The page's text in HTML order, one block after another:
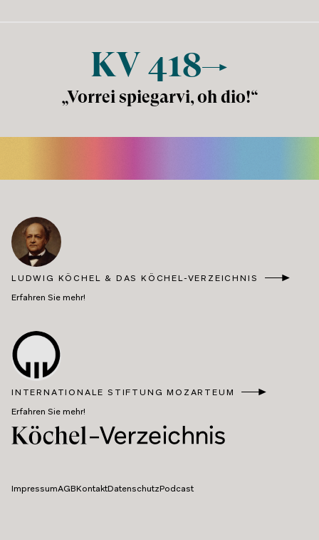
KV 418
„Vorrei spiegarvi, oh dio!“
LUDWIG KÖCHEL & DAS KÖCHEL-VERZEICHNIS
Erfahren Sie mehr!
INTERNATIONALE STIFTUNG MOZARTEUM
Erfahren Sie mehr!
ImpressumAGBKontaktDatenschutzPodcast